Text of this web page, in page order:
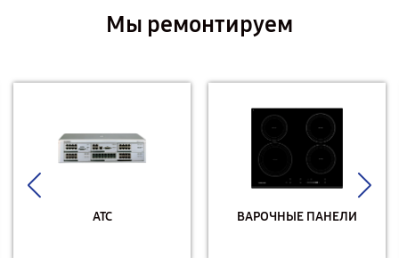
Мы ремонтируем
АТС ВАРОЧНЫЕ ПАНЕЛИ